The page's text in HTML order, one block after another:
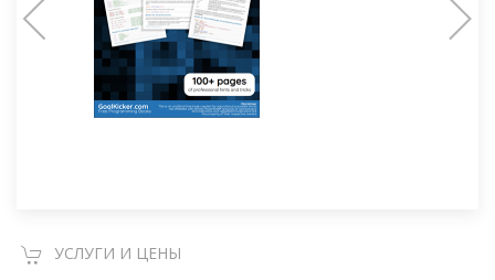
УСЛУГИ И ЦЕНЫ